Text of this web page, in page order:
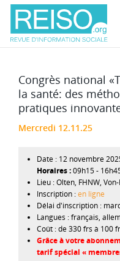
Congrès national
la santé: des
pratiques
Mercredi 12.11.25
Date : 12 novembre
09h15-
Lieu :Olten, FHNW,
Inscription :en ligne
Délai d'inscription :
Langues :français,
Coût :de 330 frs à 100
Grâce à votre
tarif spécial «